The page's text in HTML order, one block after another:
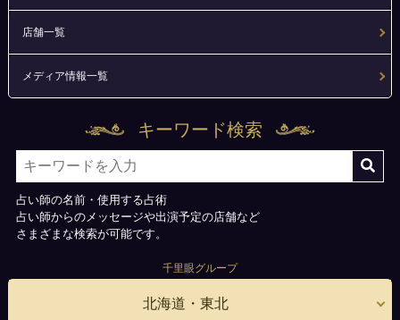
店舗一覧
メディア情報一覧
キーワード検索
占い師の名前・使用する占術
占い師からのメッセージや出演予定の店舗など
さまざまな検索が可能です。
千里眼グループ
北海道・東北